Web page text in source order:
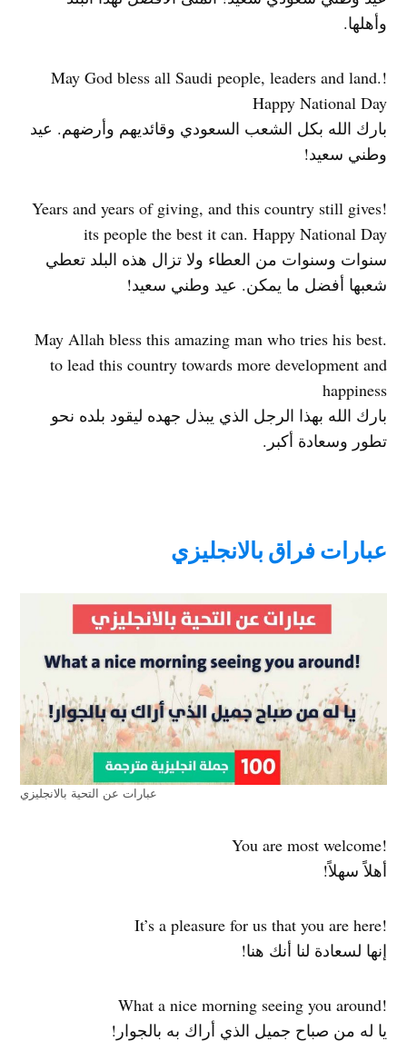
وأهلها.
!May God bless all Saudi people, leaders and land.
Happy National Day
بارك الله بكل الشعب السعودي وقائديهم وأرضهم. عيد
وطني سعيد!
!Years and years of giving, and this country still gives
its people the best it can. Happy National Day
سنوات وسنوات من العطاء ولا تزال هذه البلد تعطي
شعبها أفضل ما يمكن. عيد وطني سعيد!
.May Allah bless this amazing man who tries his best
to lead this country towards more development and
happiness
بارك الله بهذا الرجل الذي يبذل جهده ليقود بلده نحو
تطور وسعادة أكبر.
عبارات فراق بالانجليزي
عبارات عن التحية بالانجليزي
!You are most welcome
أهلاً سهلاً!
!It’s a pleasure for us that you are here
إنها لسعادة لنا أنك هنا!
!What a nice morning seeing you around
يا له من صباح جميل الذي أراك به بالجوار!